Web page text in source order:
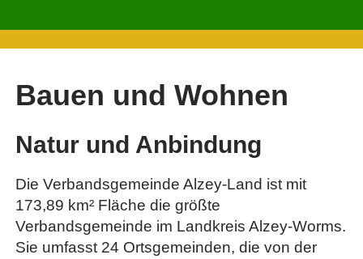
Bauen und Wohnen
Natur und Anbindung
Die Verbandsgemeinde Alzey-Land ist mit
173,89 km² Fläche die größte
Verbandsgemeinde im Landkreis Alzey-Worms.
Sie umfasst 24 Ortsgemeinden, die von der